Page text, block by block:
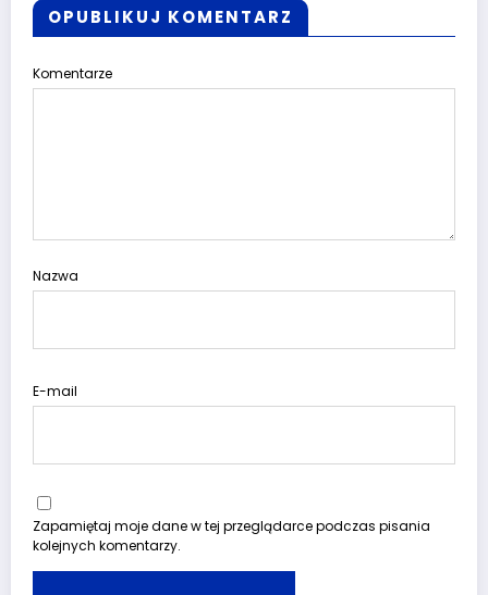
OPUBLIKUJ KOMENTARZ
Komentarze
Nazwa
E-mail
Zapamiętaj moje dane w tej przeglądarce podczas pisania
kolejnych komentarzy.